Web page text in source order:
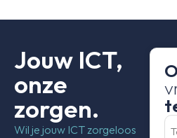
Jouw ICT,
onze
zorgen.
Wil je jouw ICT zorgeloos